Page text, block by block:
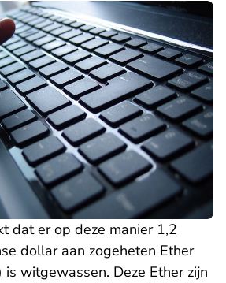
dat er op deze manier 1,2
dollar aan zogeheten Ether
witgewassen. Deze Ether zijn